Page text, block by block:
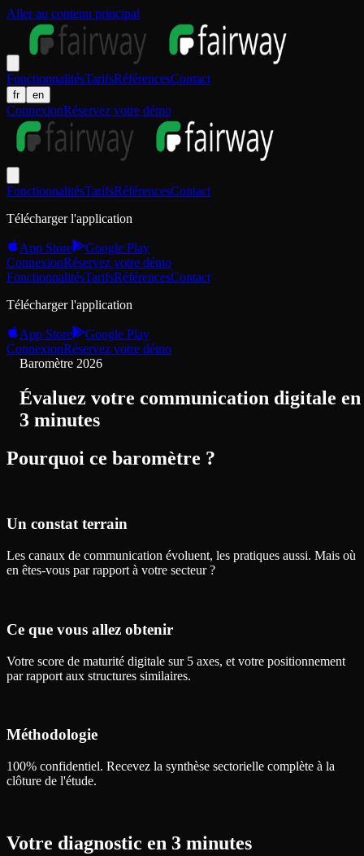
Aller au contenu principal
FonctionnalitésTarifsRéférencesContact
fr en
ConnexionRéservez votre démo
FonctionnalitésTarifsRéférencesContact
Télécharger l'application
App Store
Google Play
ConnexionRéservez votre démo
FonctionnalitésTarifsRéférencesContact
Télécharger l'application
App Store
Google Play
ConnexionRéservez votre démo
Baromètre 2026
Évaluez votre communication digitale en
3 minutes
Pourquoi ce baromètre ?
Un constat terrain
Les canaux de communication évoluent, les pratiques aussi. Mais où
en êtes-vous par rapport à votre secteur ?
Ce que vous allez obtenir
Votre score de maturité digitale sur 5 axes, et votre positionnement
par rapport aux structures similaires.
Méthodologie
100% confidentiel. Recevez la synthèse sectorielle complète à la
clôture de l'étude.
Votre diagnostic en 3 minutes